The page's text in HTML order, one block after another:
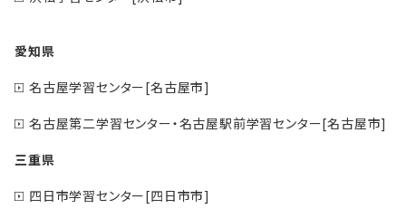
愛知県
名古屋学習センター[名古屋市]
名古屋第二学習センター・名古屋駅前学習センター[名古屋市]
三重県
四日市学習センター[四日市市]